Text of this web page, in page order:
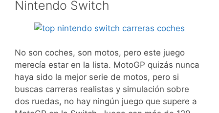
Nintendo Switch
No son coches, son motos, pero este juego
merecía estar en la lista. MotoGP quizás nunca
haya sido la mejor serie de motos, pero si
buscas carreras realistas y simulación sobre
dos ruedas, no hay ningún juego que supere a